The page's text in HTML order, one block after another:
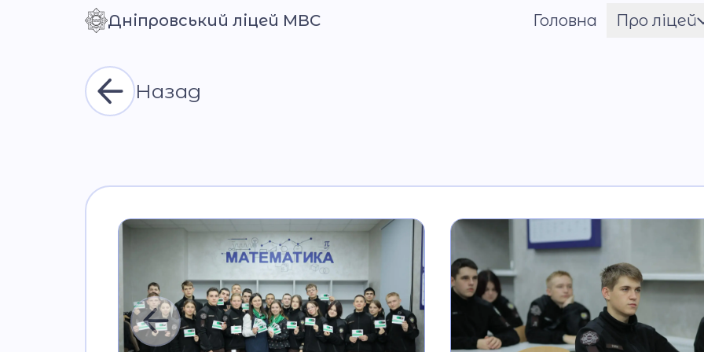
Контраст
Дніпровський ліцей МВС Головна
Про ліцей
Матеріально-
Команда
Національно-
патріотичне
виховання
Назад